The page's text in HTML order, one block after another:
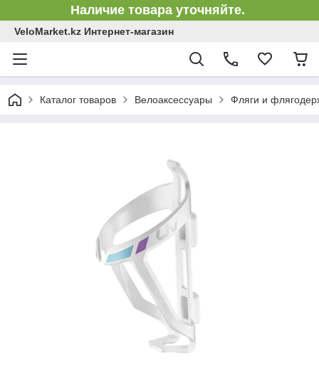
Наличие товара уточняйте.
VeloMarket.kz Интернет-магазин
Каталог товаров Велоаксессуары Фляги и